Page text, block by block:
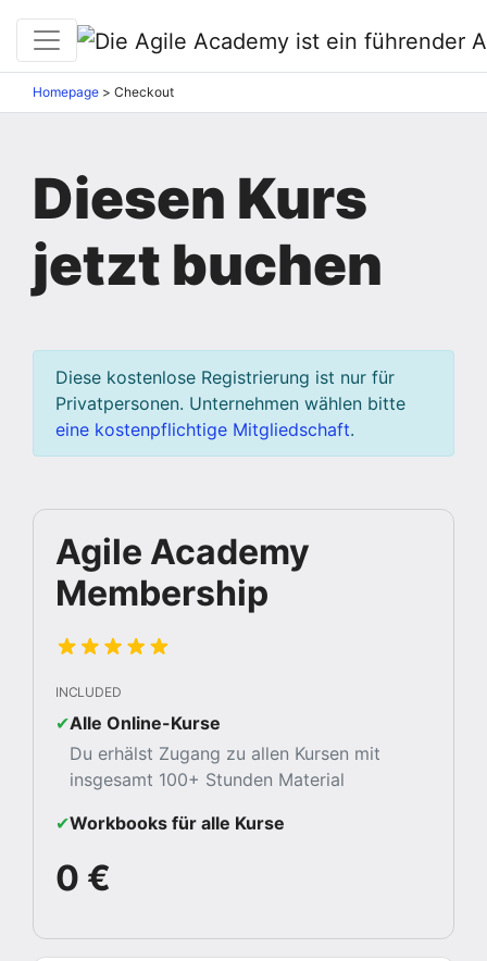
Homepage > Checkout
Diesen Kurs
jetzt buchen
Diese kostenlose Registrierung ist nur für
Privatpersonen. Unternehmen wählen bitte
eine kostenpflichtige Mitgliedschaft.
Agile Academy
Membership
INCLUDED
✔︎Alle Online-Kurse
Du erhälst Zugang zu allen Kursen mit
insgesamt 100+ Stunden Material
✔︎Workbooks für alle Kurse
0 €